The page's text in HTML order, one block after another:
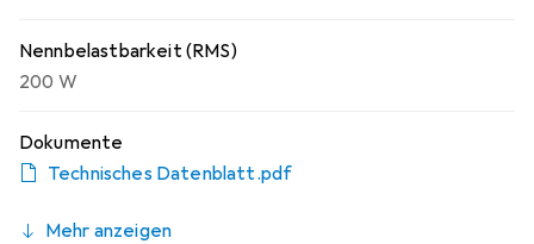
Nennbelastbarkeit (RMS)
200 W
Dokumente
Technisches Datenblatt.pdf
Mehr anzeigen